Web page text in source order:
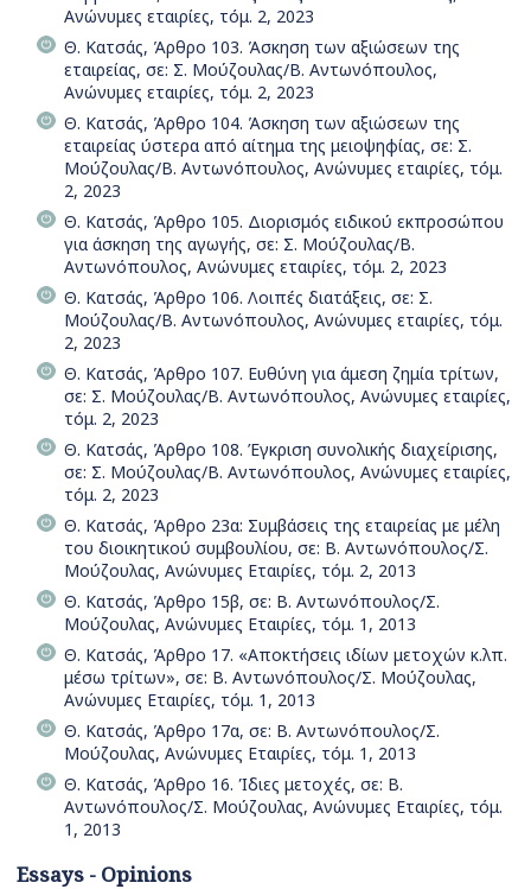
Ανώνυμες εταιρίες, τόμ. 2, 2023
Θ. Κατσάς, Άρθρο 103. Άσκηση των αξιώσεων της
εταιρείας, σε: Σ. Μούζουλας/Β. Αντωνόπουλος,
Ανώνυμες εταιρίες, τόμ. 2, 2023
Θ. Κατσάς, Άρθρο 104. Άσκηση των αξιώσεων της
εταιρείας ύστερα από αίτημα της μειοψηφίας, σε: Σ.
Μούζουλας/Β. Αντωνόπουλος, Ανώνυμες εταιρίες, τόμ.
2, 2023
Θ. Κατσάς, Άρθρο 105. Διορισμός ειδικού εκπροσώπου
για άσκηση της αγωγής, σε: Σ. Μούζουλας/Β.
Αντωνόπουλος, Ανώνυμες εταιρίες, τόμ. 2, 2023
Θ. Κατσάς, Άρθρο 106. Λοιπές διατάξεις, σε: Σ.
Μούζουλας/Β. Αντωνόπουλος, Ανώνυμες εταιρίες, τόμ.
2, 2023
Θ. Κατσάς, Άρθρο 107. Ευθύνη για άμεση ζημία τρίτων,
σε: Σ. Μούζουλας/Β. Αντωνόπουλος, Ανώνυμες εταιρίες,
τόμ. 2, 2023
Θ. Κατσάς, Άρθρο 108. Έγκριση συνολικής διαχείρισης,
σε: Σ. Μούζουλας/Β. Αντωνόπουλος, Ανώνυμες εταιρίες,
τόμ. 2, 2023
Θ. Κατσάς, Άρθρο 23α: Συμβάσεις της εταιρείας με μέλη
του διοικητικού συμβουλίου, σε: Β. Αντωνόπουλος/Σ.
Μούζουλας, Ανώνυμες Εταιρίες, τόμ. 2, 2013
Θ. Κατσάς, Άρθρο 15β, σε: Β. Αντωνόπουλος/Σ.
Μούζουλας, Ανώνυμες Εταιρίες, τόμ. 1, 2013
Θ. Κατσάς, Άρθρο 17. «Αποκτήσεις ιδίων μετοχών κ.λπ.
μέσω τρίτων», σε: Β. Αντωνόπουλος/Σ. Μούζουλας,
Ανώνυμες Εταιρίες, τόμ. 1, 2013
Θ. Κατσάς, Άρθρο 17α, σε: Β. Αντωνόπουλος/Σ.
Μούζουλας, Ανώνυμες Εταιρίες, τόμ. 1, 2013
Θ. Κατσάς, Άρθρο 16. Ίδιες μετοχές, σε: Β.
Αντωνόπουλος/Σ. Μούζουλας, Ανώνυμες Εταιρίες, τόμ.
1, 2013
Essays - Opinions